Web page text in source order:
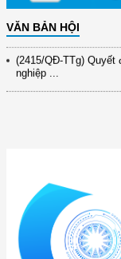
VĂN BẢN HỘI
(891/KH-ĐCT) Kế
9/9/2025 của Bộ ...
(2415/QĐ-TTg)
nghiệp ...